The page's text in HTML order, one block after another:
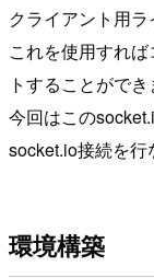
クライアント用ラ
これを使用すれ
トすることができ
今回はこの
socket.io接続を行
環境構築